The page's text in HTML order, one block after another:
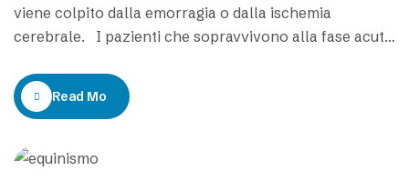
viene colpito dalla emorragia o dalla ischemia
cerebrale. I pazienti che sopravvivono alla fase acuta
del corpo (emiplegia). Il filmato mostra la difficile
deambulazione di un paziente che ha subito un ictus.
Read More